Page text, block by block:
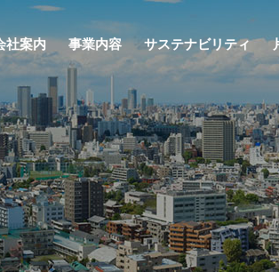
社案内 事業内容 サステナビリティ